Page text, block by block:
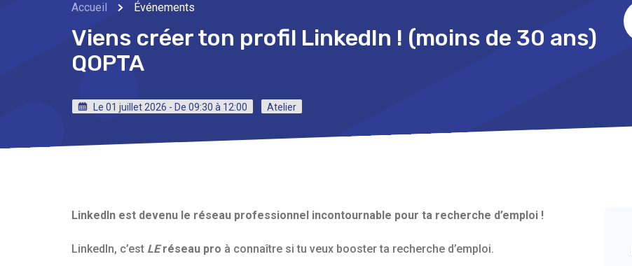
Accueil Événements
Viens créer ton profil LinkedIn ! (moins de 30 ans)
QOPTA
Le 01 juillet 2026 - De 09:30 à 12:00 Atelier
LinkedIn est devenu le réseau professionnel incontournable pour ta recherche d’emploi !
LinkedIn, c’est LEréseau pro à connaître si tu veux booster ta recherche d’emploi.